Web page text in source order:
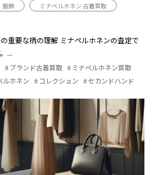
服飾
ミナペルホネン 古着買取
重要な柄の理解 ミナペルホネンの査定で
...
ブランド古着買取
ミナペルホネン買取
ルホネン コレクション
セカンドハンド